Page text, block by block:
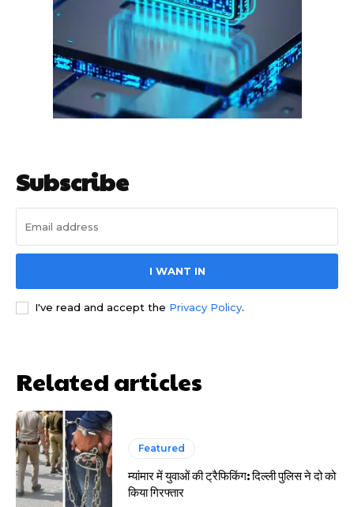
गुरुग्राम साइबर पुलिस ने बीते छह महीने में 18 बैंक कर्मचारियों को किया गिरफ्तार
इन लोगों ने लालच में आकर बैंक खाते खोलकर साइबर ठगों को उपलब्ध कराए
हर खाते के बदले मिलते थे 20 से 25 हजार
Subscribe
I WANT IN
I've read and accept the Privacy Policy.
Related articles
Featured
म्यांमार में युवाओं की ट्रैफिकिंग: दिल्ली पुलिस ने दो को
किया गिरफ्तार